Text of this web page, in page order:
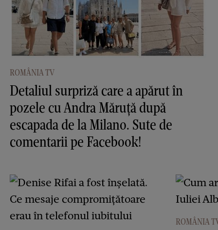
ROMÂNIA TV
Detaliul surpriză care a apărut în
pozele cu Andra Măruţă după
escapada de la Milano. Sute de
comentarii pe Facebook!
ROMÂNIA